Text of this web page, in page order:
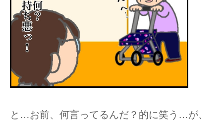
と…お前、何言ってるんだ？的に笑う…が、